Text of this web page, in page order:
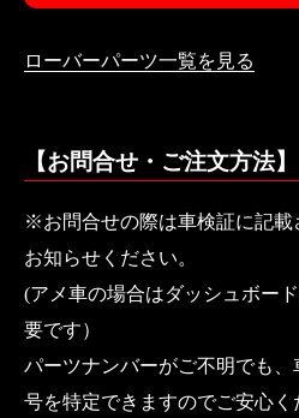
ローバーパーツ一覧を見る
【お問合せ・ご注文方法】
※お問合せの際は車検証に記載
お知らせください。
(アメ車の場合はダッシュボー
要です）
パーツナンバーがご不明でも
号を特定できますのでご安心く